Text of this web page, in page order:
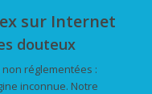
sur Internet
douteux
réglementées :
inconnue. Notre